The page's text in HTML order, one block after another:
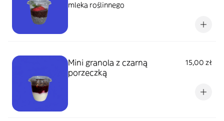
mleka roślinnego
Mini granola z czarną
porzeczką
15,00 zł